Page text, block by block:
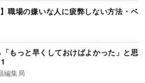
職場の嫌いな人に疲弊しない方法・ベ
もっと早くしておけばよかった」と思
編集局